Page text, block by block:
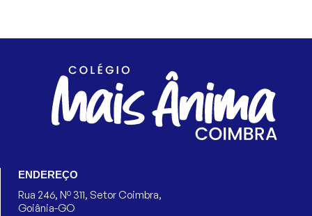
ENDEREÇO
Rua 246, Nº 311, Setor Coimbra,
Goiânia-GO